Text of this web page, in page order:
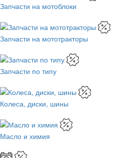
Запчасти на мотоблоки
Запчасти на мототракторы
Запчасти по типу
Колеса, диски, шины
Масло и химия